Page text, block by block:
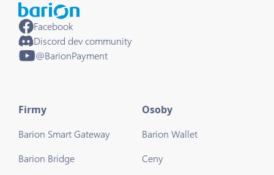
Facebook
Discord dev community
@BarionPayment
Firmy
Barion Smart Gateway
Barion Bridge
Osoby
Barion Wallet
Ceny